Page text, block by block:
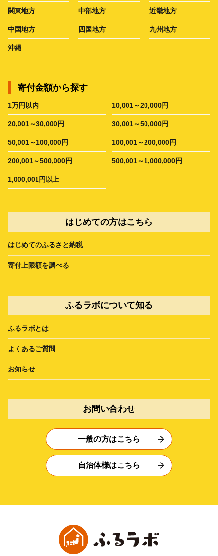
関東地方 中部地方 近畿地方
中国地方 四国地方 九州地方
沖縄
寄付金額から探す
1万円以内 10,001～20,000円
20,001～30,000円 30,001～50,000円
50,001～100,000円 100,001～200,000円
200,001～500,000円 500,001～1,000,000円
1,000,001円以上
はじめての方はこちら
はじめてのふるさと納税
寄付上限額を調べる
ふるラボについて知る
ふるラボとは
よくあるご質問
お知らせ
お問い合わせ
一般の方はこちら
自治体様はこちら